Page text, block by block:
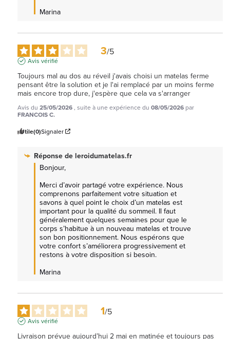
Marina
3/5
Avis vérifié
Toujours mal au dos au réveil j'avais choisi un matelas ferme
pensant être la solution et je l'ai remplacé par un moins ferme
mais encore trop dure, j'espère que cela va s'arranger
Avis du 25/05/2026, suite à une expérience du 08/05/2026 par
FRANCOIS C.
Utile(0)Signaler
Réponse de leroidumatelas.fr
Bonjour,
Merci d’avoir partagé votre expérience. Nous
comprenons parfaitement votre situation et
savons à quel point le choix d’un matelas est
important pour la qualité du sommeil. Il faut
généralement quelques semaines pour que le
corps s’habitue à un nouveau matelas et trouve
son bon positionnement. Nous espérons que
votre confort s’améliorera progressivement et
restons à votre disposition si besoin.
Marina
1/5
Avis vérifié
Livraison prévue aujourd’hui 2 mai en matinée et toujours pas